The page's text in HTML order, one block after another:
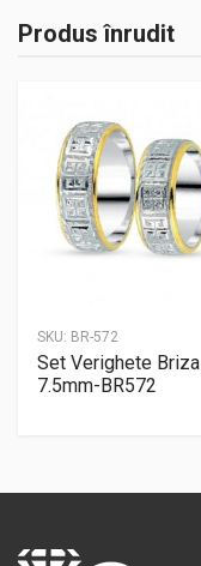
Produs înrudit
SKU: BR-572
Set Verighete Briza
7.5mm-BR572